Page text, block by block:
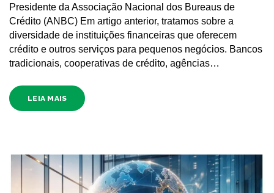
Presidente da Associação Nacional dos Bureaus de
Crédito (ANBC) Em artigo anterior, tratamos sobre a
diversidade de instituições financeiras que oferecem
crédito e outros serviços para pequenos negócios. Bancos
tradicionais, cooperativas de crédito, agências…
LEIA MAIS